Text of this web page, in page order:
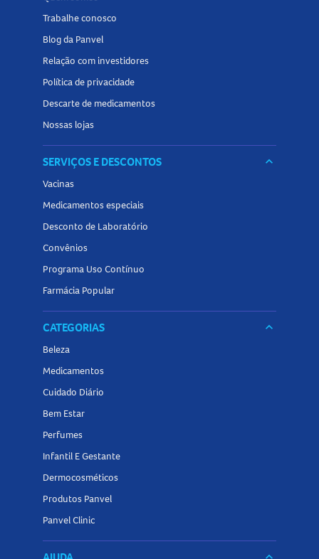
Trabalhe conosco
Blog da Panvel
Relação com investidores
Política de privacidade
Descarte de medicamentos
Nossas lojas
SERVIÇOS E DESCONTOS keyboard_arrow_down
Vacinas
Medicamentos especiais
Desconto de Laboratório
Convênios
Programa Uso Contínuo
Farmácia Popular
CATEGORIAS keyboard_arrow_down
Beleza
Medicamentos
Cuidado Diário
Bem Estar
Perfumes
Infantil E Gestante
Dermocosméticos
Produtos Panvel
Panvel Clinic